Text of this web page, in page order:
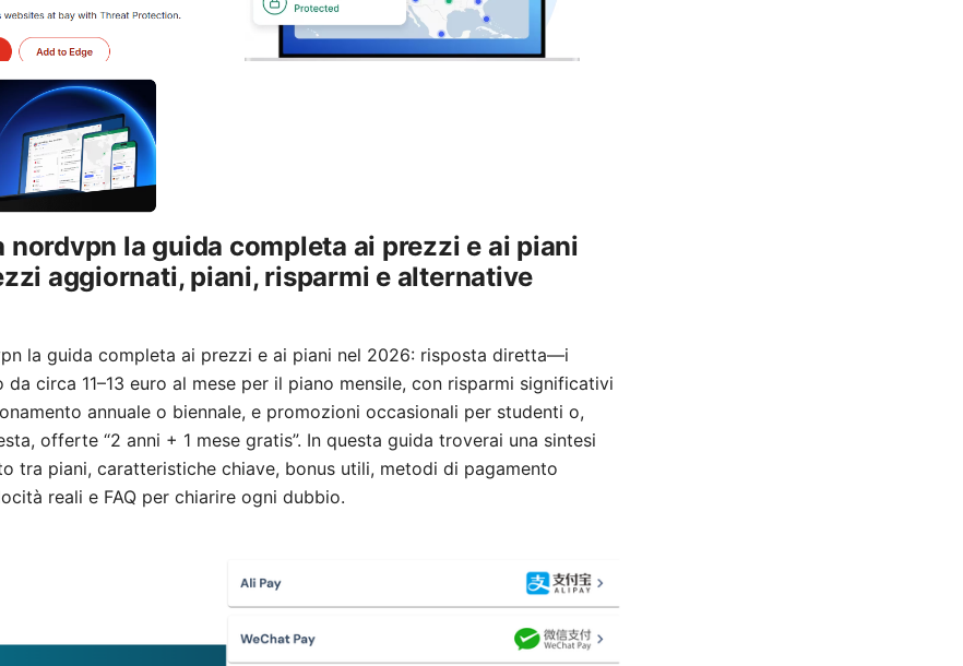
nordvpn la guida completa ai prezzi e ai piani
aggiornati, piani, risparmi e alternative
la guida completa ai prezzi e ai piani nel 2026: risposta diretta—i
circa 11–13 euro al mese per il piano mensile, con risparmi significativi
annuale o biennale, e promozioni occasionali per studenti o,
offerte “2 anni + 1 mese gratis”. In questa guida troverai una sintesi
tra piani, caratteristiche chiave, bonus utili, metodi di pagamento
reali e FAQ per chiarire ogni dubbio.